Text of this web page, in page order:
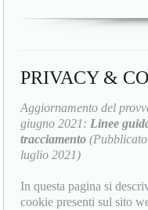
PRIVACY &
Aggiornamento del
giugno 2021: Linee
tracciamento
luglio 2021)
In questa pagina si
cookie presenti sul sito